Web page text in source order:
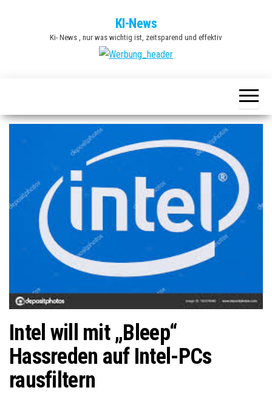
KI-News
Ki- News , nur was wichtig ist, zeitsparend und effektiv
Intel will mit „Bleep“
Hassreden auf Intel-PCs
rausfiltern